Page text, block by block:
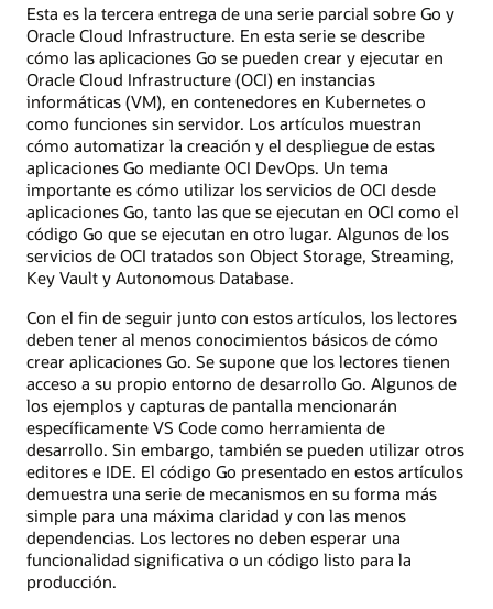
Esta es la tercera entrega de una serie parcial sobre Go y
Oracle Cloud Infrastructure. En esta serie se describe
cómo las aplicaciones Go se pueden crear y ejecutar en
Oracle Cloud Infrastructure (OCI) en instancias
informáticas (VM), en contenedores en Kubernetes o
como funciones sin servidor. Los artículos muestran
cómo automatizar la creación y el despliegue de estas
aplicaciones Go mediante OCI DevOps. Un tema
importante es cómo utilizar los servicios de OCI desde
aplicaciones Go, tanto las que se ejecutan en OCI como el
código Go que se ejecutan en otro lugar. Algunos de los
servicios de OCI tratados son Object Storage, Streaming,
Key Vault y Autonomous Database.
Con el fin de seguir junto con estos artículos, los lectores
deben tener al menos conocimientos básicos de cómo
crear aplicaciones Go. Se supone que los lectores tienen
acceso a su propio entorno de desarrollo Go. Algunos de
los ejemplos y capturas de pantalla mencionarán
específicamente VS Code como herramienta de
desarrollo. Sin embargo, también se pueden utilizar otros
editores e IDE. El código Go presentado en estos artículos
demuestra una serie de mecanismos en su forma más
simple para una máxima claridad y con las menos
dependencias. Los lectores no deben esperar una
funcionalidad significativa o un código listo para la
producción.